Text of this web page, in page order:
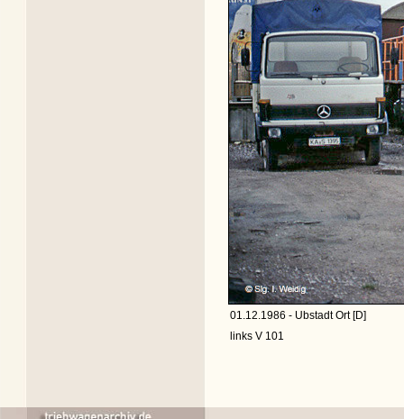
01.12.1986 - Ubstadt Ort [D]
links V 101